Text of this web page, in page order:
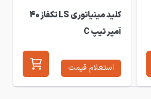
کلید مینیاتوری LS تکفاز 40
آمپر تیپ C
استعلام قیمت